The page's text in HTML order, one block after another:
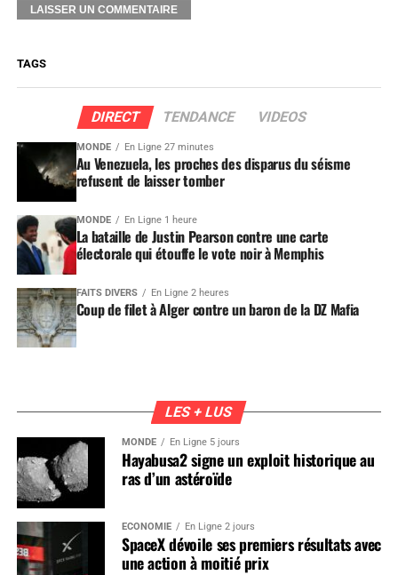
TAGS
DIRECT TENDANCE VIDEOS
MONDE En Ligne 27 minutes
Au Venezuela, les proches des disparus du séisme
refusent de laisser tomber
MONDE En Ligne 1 heure
La bataille de Justin Pearson contre une carte
électorale qui étouffe le vote noir à Memphis
FAITS DIVERS En Ligne 2 heures
Coup de filet à Alger contre un baron de la DZ Mafia
LES + LUS
MONDE En Ligne 5 jours
Hayabusa2 signe un exploit historique au
ras d’un astéroïde
ÉCONOMIE En Ligne 2 jours
SpaceX dévoile ses premiers résultats avec
une action à moitié prix